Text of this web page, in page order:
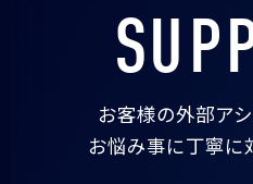
お客様の外部ア
お悩み事に丁寧に